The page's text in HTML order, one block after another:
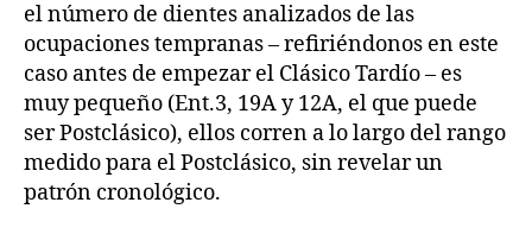
el número de dientes analizados de las
ocupaciones tempranas – refiriéndonos en este
caso antes de empezar el Clásico Tardío – es
muy pequeño (Ent.3, 19A y 12A, el que puede
ser Postclásico), ellos corren a lo largo del rango
medido para el Postclásico, sin revelar un
patrón cronológico.